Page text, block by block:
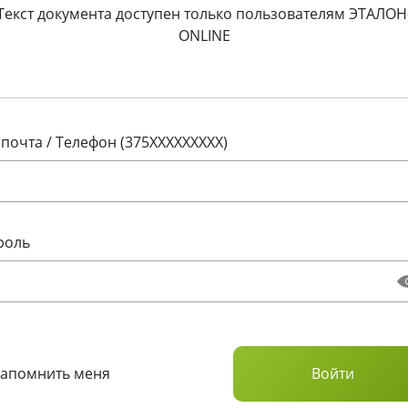
документа доступен только пользователям
ONLINE
/ Телефон (375XXXXXXXXX)
меня